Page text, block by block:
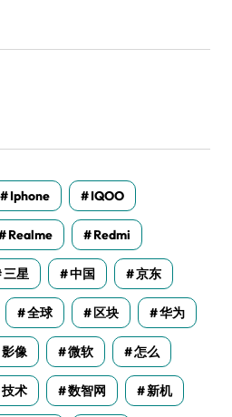
Iphone IQOO
Realme Redmi
三星 中国 京东
全球 区块 华为
影像 微软 怎么
技术 数智网 新机